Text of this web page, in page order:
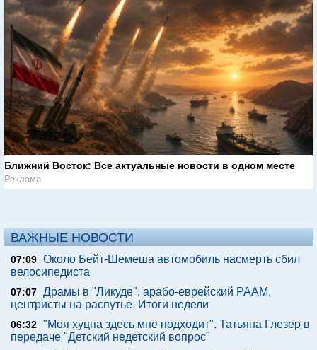
Ближний Восток: Все актуальные новости в одном месте
Реклама
ВАЖНЫЕ НОВОСТИ
07:09 Около Бейт-Шемеша автомобиль насмерть сбил
велосипедиста
07:07 Драмы в "Ликуде", арабо-еврейский РААМ,
центристы на распутье. Итоги недели
06:32 "Моя хуцпа здесь мне подходит". Татьяна Глезер в
передаче "Детский недетский вопрос"